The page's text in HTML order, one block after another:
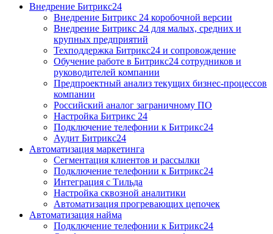
Внедрение Битрикс24
Внедрение Битрикс 24 коробочной версии
Внедрение Битрикс 24 для малых, средних и
крупных предприятий
Техподдержка Битрикс24 и сопровождение
Обучение работе в Битрикс24 сотрудников и
руководителей компании
Предпроектный анализ текущих бизнес-процессов
компании
Российский аналог заграничному ПО
Настройка Битрикс 24
Подключение телефонии к Битрикс24
Аудит Битрикс24
Автоматизация маркетинга
Сегментация клиентов и рассылки
Подключение телефонии к Битрикс24
Интеграция с Тильда
Настройка сквозной аналитики
Автоматизация прогревающих цепочек
Автоматизация найма
Подключение телефонии к Битрикс24